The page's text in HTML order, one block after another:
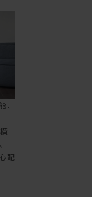
、
配